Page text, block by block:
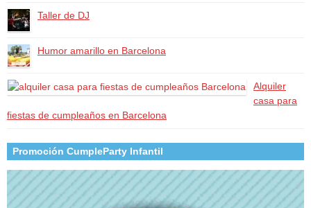
Taller de DJ
Humor amarillo en Barcelona
Alquiler
casa para
fiestas de cumpleaños en Barcelona
Promoción CumpleParty Infantil